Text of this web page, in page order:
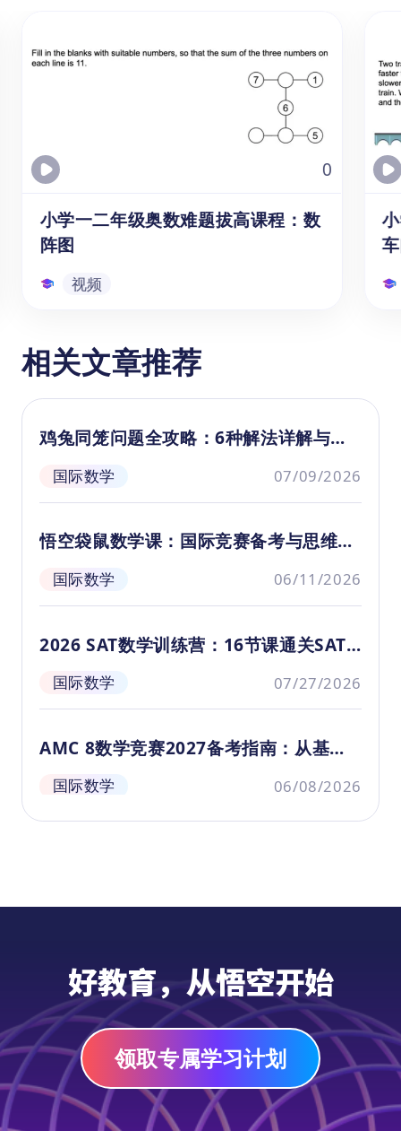
时间和距离之间的基本公式，能够熟练运用这
（3）追及问题的解题方法：学习并掌握追及
问题的解题策略，并能够根据题目特点灵活运
0
小学一二年级奥数难题拔高课程：数
阵图
视频
小学一二年级奥数难题拔高课程：
数阵图
本系列课程为1、2年级的6-7岁学生提供
子们可以通过5分钟简短的知识讲解，获
得解析数阵图的概念、特点和解题方
法，掌握根据题目要求找规律，使用加
减法解出未知数等益智提升类数学题的
能力。
视频
相关文章推荐
鸡兔同笼问题全攻略：6种解法详解与思
国际数学 07/09/2026
悟空袋鼠数学课：国际竞赛备考与思维培
养全指南
国际数学 06/11/2026
2026 SAT数学训练营：16节课通关SAT
全部考点
国际数学 07/27/2026
AMC 8数学竞赛2027备考指南：从基础
到斩获全球顶尖荣誉
国际数学 06/08/2026
好教育，从悟空开始
领取专属学习计划